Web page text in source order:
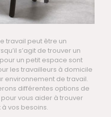
travail peut être un
s’agit de trouver un
un petit espace sont
les travailleurs à domicile
environnement de travail.
différentes options de
vous aider à trouver
vos besoins.